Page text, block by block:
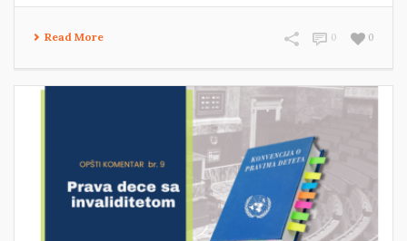
Read More 0
0